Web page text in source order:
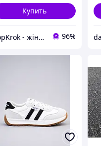
Купить
TopKrok - жіноче та чоловіче взуття, жіночі сумки та верхній одяг 96%